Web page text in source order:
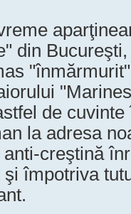
din
de
la adresa
creştină
împotriva